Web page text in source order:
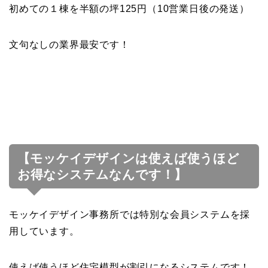
初めての１棟を半額の坪125円（10営業日後の発送）
文句なしの業界最安です！
【モッケイデザインは使えば使うほど
お得なシステムなんです！】
モッケイデザイン事務所では特別な会員システムを採
用しています。